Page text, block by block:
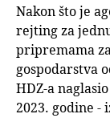
Nakon što je
rejting za
pripremama
gospodarstva
HDZ-a
2023. godine -